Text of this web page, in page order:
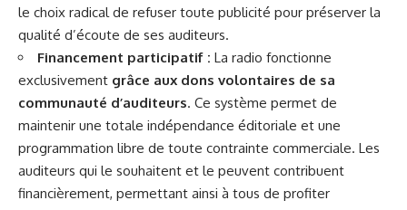
le choix radical de refuser toute publicité pour préserver la
qualité d’écoute de ses auditeurs.
Financement participatif : La radio fonctionne
exclusivement grâce aux dons volontaires de sa
communauté d’auditeurs. Ce système permet de
maintenir une totale indépendance éditoriale et une
programmation libre de toute contrainte commerciale. Les
auditeurs qui le souhaitent et le peuvent contribuent
financièrement, permettant ainsi à tous de profiter